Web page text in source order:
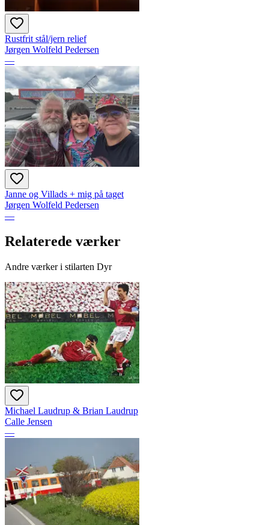
Rustfrit stål/jern relief
Jørgen Wolfeld Pedersen
—
Janne og Villads + mig på taget
Jørgen Wolfeld Pedersen
—
Relaterede værker
Andre værker i stilarten Dyr
Michael Laudrup & Brian Laudrup
Calle Jensen
—